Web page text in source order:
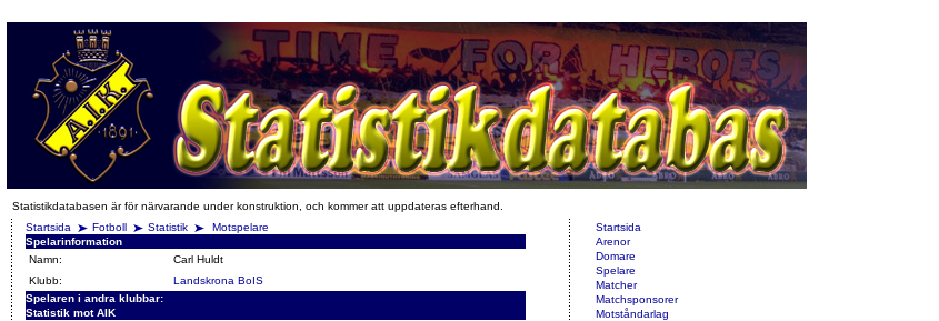
Statistikdatabasen är för närvarande under konstruktion, och kommer att uppdateras efterhand.
Startsida
Fotboll Statistik
Motspelare
Spelarinformation
Namn:
Carl Huldt
Klubb:
Landskrona BoIS
Spelaren i andra klubbar:
Statistik mot AIK
Startsida
Arenor
Domare
Spelare
Matcher
Matchsponsorer
Motståndarlag